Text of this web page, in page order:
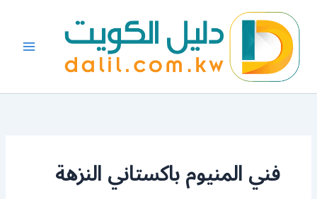
المحتوى
فني المنيوم باكستاني النزهة